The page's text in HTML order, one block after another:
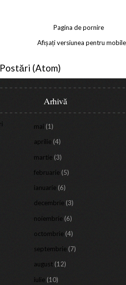
Pagina de pornire
Afișați versiunea pentru mobile
Postări (Atom)
Arhivă
mai (1)
aprilie (4)
martie(3)
februarie (5)
ianuarie(6)
decembrie(3)
noiembrie(6)
octombrie(4)
septembrie (7)
august(12)
iulie(10)